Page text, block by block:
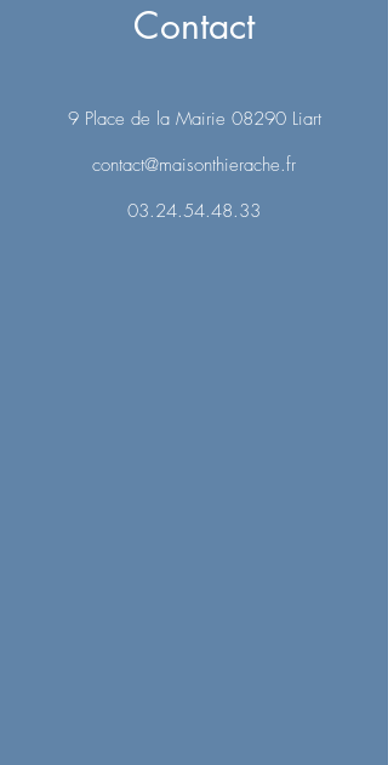
Contact
9 Place de la Mairie 08290 Liart
contact@maisonthierache.fr
03.24.54.48.33